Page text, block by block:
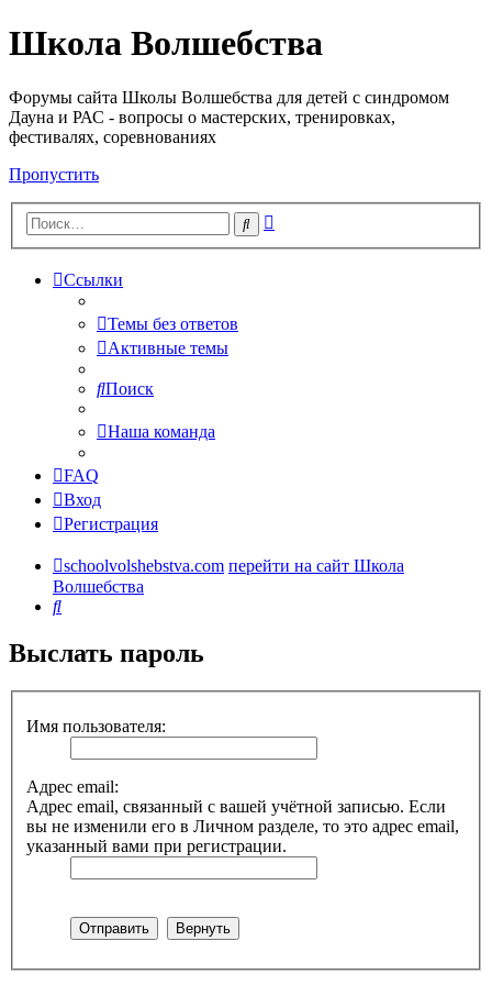
Школа Волшебства
Форумы сайта Школы Волшебства для детей с синдромом
Дауна и РАС - вопросы о мастерских, тренировках,
фестивалях, соревнованиях
Пропустить
Поиск
Ссылки
Темы без ответов
Активные темы
Поиск
Наша команда
FAQ
Вход
Регистрация
schoolvolshebstva.com перейти на сайт Школа
Волшебства
Поиск
Выслать пароль
Имя пользователя:
Адрес email:
Адрес email, связанный с вашей учётной записью. Если
вы не изменили его в Личном разделе, то это адрес email,
указанный вами при регистрации.